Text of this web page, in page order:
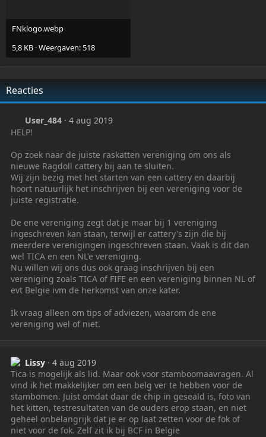
FNklogo.webp
5,8 KB · Weergaven: 518
Reacties
User_484
4 aug 2019
HELP!
Op zoek naar de juiste raskatten vereniging om ons als
nieuwe Ragdoll cattery bij aan te sluiten.
Wij zijn bezig met het starten van een cattery en daarbij
hoort natuurlijk het inschrijven bij een vereniging voor de
juiste registratie.
De ene vereniging zegt dat je maar bij 1 vereniging
ingeschreven kan staan, terwijl er cattery's zijn die bij
meerdere verenigingen ingeschreven staan. Vaak is dit dan
wel TICA en een NL'e vereniging.
Nu willen wij ons dus ook graag inschrijven bij een
vereniging zoals TICA of FIFE en een vereniging binnen NL of
evt Belgie ivm de herkomst van onze kater.
Ik vraag alleen om tips of adviezen, waarom de ene
vereniging wel of niet.
Lissy
4 aug 2019
Tica is mogelijk als lid. Maar ook voor stamboomaavragen. Al
vind ik het makkelijker om een belg ver te hebben voor de
stambomen. Juist omdat daar de chip in geseald is, foto van
het kitten, testresultaten van de ouders erop staan, en niet
geheel onbelangrijk dat je er op laat zetten voor de fok of
niet voor de fok. Zelf zit ik bij BCF in Belgie